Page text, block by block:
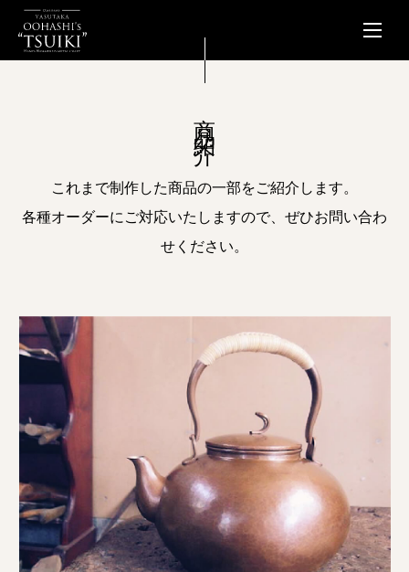
商品紹介
これまで制作した商品の一部をご紹介します。
各種オーダーにご対応いたしますので、ぜひお問い合わ
せください。